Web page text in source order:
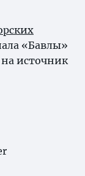
«Бавлы»
источник